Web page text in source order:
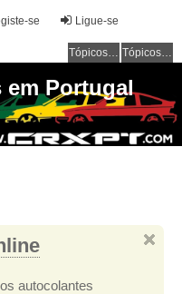
Ligue-se
se
Tópicos sem resposta Tópicos ativos
em Portugal
autocolantes